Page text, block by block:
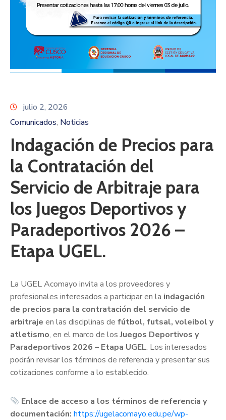
julio 2, 2026
Comunicados‚ Noticias
Indagación de Precios para
la Contratación del
Servicio de Arbitraje para
los Juegos Deportivos y
Paradeportivos 2026 –
Etapa UGEL.
La UGEL Acomayo invita a los proveedores y
profesionales interesados a participar en la indagación
de precios para la contratación del servicio de
arbitraje en las disciplinas de fútbol, futsal, voleibol y
atletismo, en el marco de losJuegos Deportivos y
Paradeportivos 2026 – Etapa UGEL. Los interesados
podrán revisar los términos de referencia y presentar sus
cotizaciones conforme a lo establecido.
Enlace de acceso a los términos de referencia y
documentación: https://ugelacomayo.edu.pe/wp-